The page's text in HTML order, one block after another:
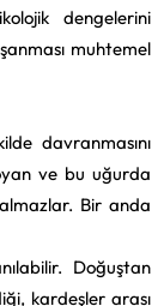
dengelerini
muhtemel
davranmasını
ve bu uğurda
Bir anda
Doğuştan
kardeşler arası